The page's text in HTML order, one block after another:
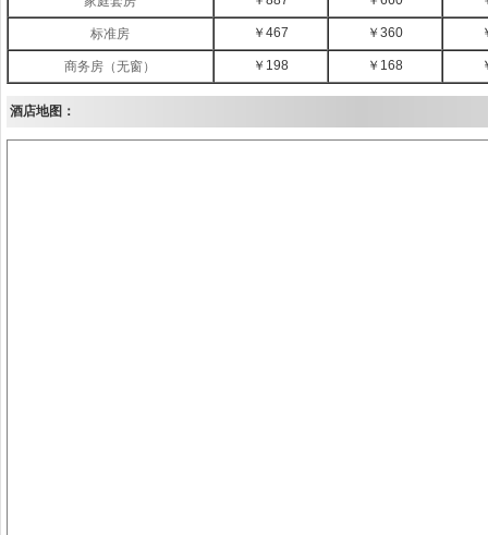
标准房 ￥467 ￥360
商务房（无窗） ￥198 ￥168
酒店地图：